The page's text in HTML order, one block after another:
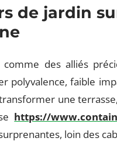
de jardin
des alliés
polyvalence, faible
une
https://
loin des